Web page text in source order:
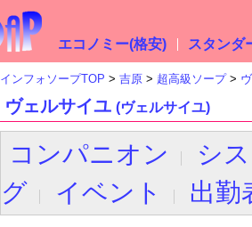
エコノミー(格安) スタンダ
インフォソープTOP 吉原 超高級ソープ
ヴェルサイユ (ヴェルサイユ)
コンパニオン
シ
グ
イベント 出勤